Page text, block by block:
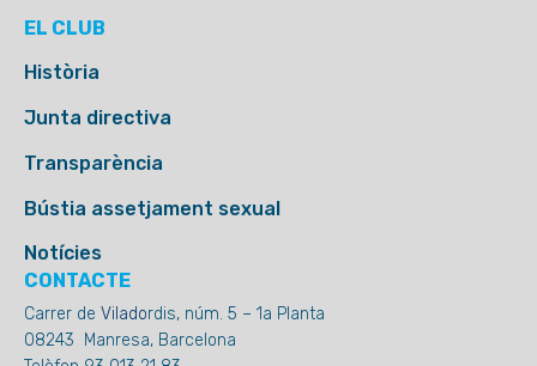
EL CLUB
Història
Junta directiva
Transparència
Bústia assetjament sexual
Notícies
CONTACTE
Carrer de Viladordis, núm. 5 – 1a Planta
08243 Manresa, Barcelona